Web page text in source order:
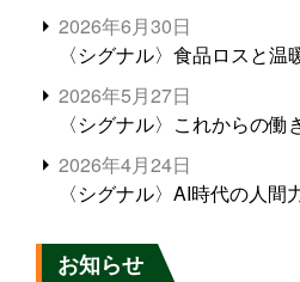
2026年6月30日
〈シグナル〉食品ロスと温
2026年5月27日
〈シグナル〉これからの働
2026年4月24日
〈シグナル〉AI時代の人間
お知らせ